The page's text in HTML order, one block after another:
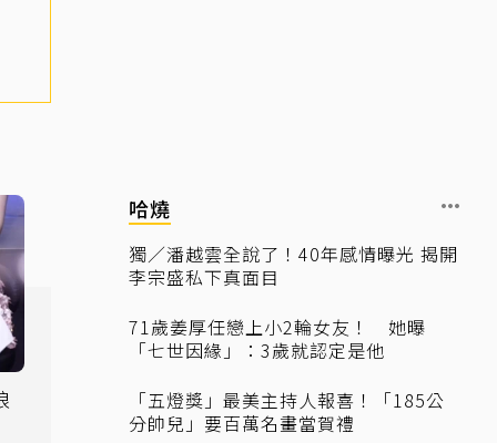
哈燒
獨／潘越雲全說了！40年感情曝光 揭開
李宗盛私下真面目
71歲姜厚任戀上小2輪女友！ 她曝
「七世因緣」：3歲就認定是他
「五燈獎」最美主持人報喜！「185公
分帥兒」要百萬名畫當賀禮